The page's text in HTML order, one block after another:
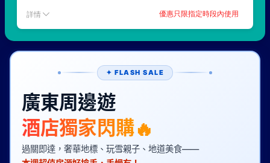
詳情 優惠只限指定時段內使用
✦ FLASH SALE
廣東周邊遊
酒店獨家閃購🔥
過關即達，奢華地標、玩雪親子、地道美食——